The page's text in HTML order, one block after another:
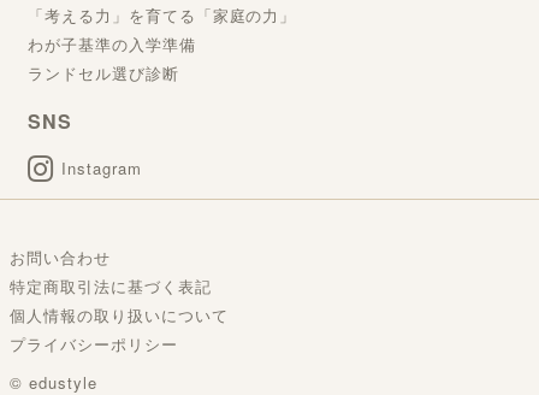
「考える力」を育てる「家庭の力」
わが子基準の入学準備
ランドセル選び診断
SNS
Instagram
お問い合わせ
特定商取引法に基づく表記
個人情報の取り扱いについて
プライバシーポリシー
© edustyle